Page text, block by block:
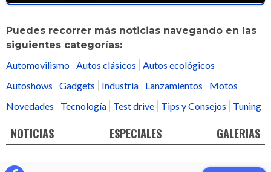
Puedes recorrer más noticias navegando en las
siguientes categorías:
Automovilismo Autos clásicos
Autos ecológicos
Autoshows
Gadgets Industria Lanzamientos
Motos
Novedades
Tecnología Test drive Tips y Consejos Tuning
NOTICIAS ESPECIALES GALERIAS